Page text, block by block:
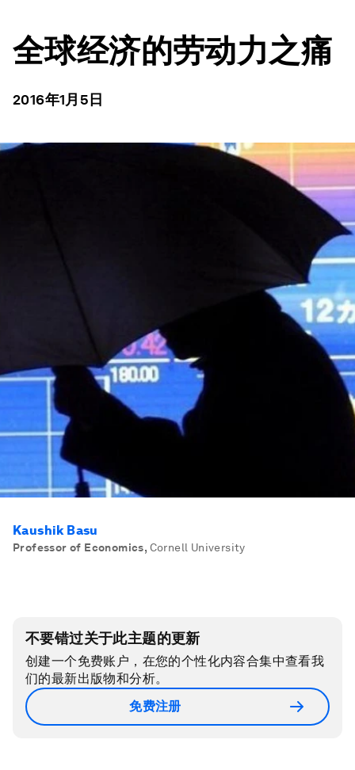
全球经济的劳动力之痛
2016年1月5日
Kaushik Basu
Professor of Economics, Cornell University
不要错过关于此主题的更新
创建一个免费账户，在您的个性化内容合集中查看我
们的最新出版物和分析。
免费注册